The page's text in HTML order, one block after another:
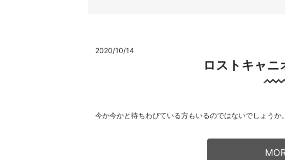
2020/10/14
ロストキャニ
今か今かと待ちわびている方もいるのではないでしょう